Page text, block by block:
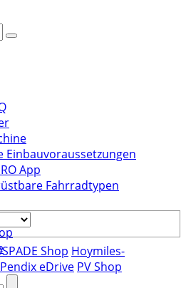
Einbauvoraussetzungen
App
Fahrradtypen
Shop Hoymiles-
Pendix eDrive PV Shop